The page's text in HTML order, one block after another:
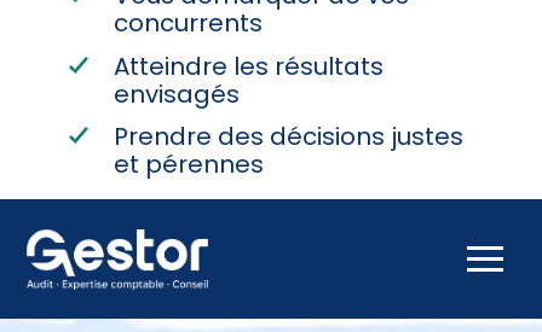
Aller
au
concurrents
Atteindre les résultats
envisagés
Prendre des décisions justes
et pérennes
Découvrir notre cabinet